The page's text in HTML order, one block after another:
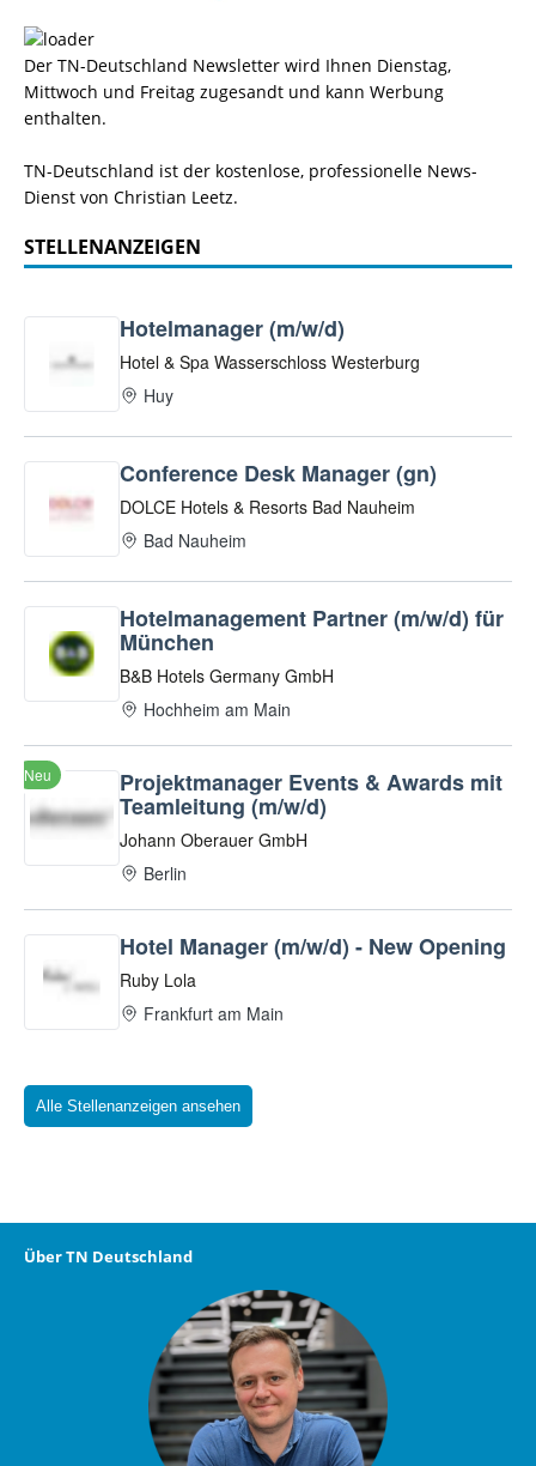
Der TN-Deutschland Newsletter wird Ihnen Dienstag,
Mittwoch und Freitag zugesandt und kann Werbung
enthalten.
TN-Deutschland ist der kostenlose, professionelle News-
Dienst von Christian Leetz.
STELLENANZEIGEN
Alle Stellenanzeigen ansehen
Über TN Deutschland